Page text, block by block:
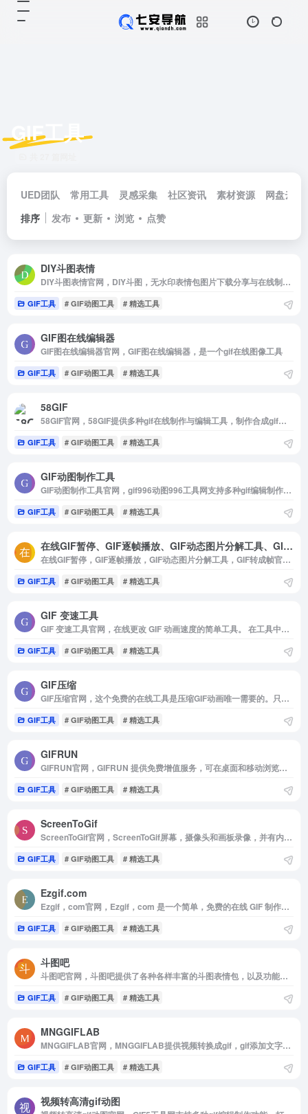
GIF工具
UED团队 常用工具 灵感采集 社区资讯 素材资源
网盘云储
排序
发布 更新 浏览 点赞
DIY斗图表情
DIY斗图表情官网，DIY斗图，无水印表情包图片下载分享与在线制作字幕GIF，gif制作，动图加字恶搞制作，来diy属于自己的表情包吧！
GIF工具 # GIF动图工具 # 精选工具
GIF图在线编辑器
GIF图在线编辑器官网，GIF图在线编辑器，是一个gif在线图像工具
GIF工具 # GIF动图工具 # 精选工具
58GIF
58GIF官网，58GIF提供多种gif在线制作与编辑工具，制作合成gif，视频转gif，gif编辑，gif压缩，gif拼图，gif裁剪，录屏转gif等，在线操作，无需下载
GIF工具 # GIF动图工具 # 精选工具
GIF动图制作工具
GIF动图制作工具官网，gif996动图996工具网支持多种gif编辑制作功能，打开网站即可进行多图合成gif，视频转高清gif，GIF压缩，GIF裁剪，GIF调速等功能，同时支持多张图片合成gif，视频转gif，不需要下载任何软件即可在线进行动态图片编辑制作。
GIF工具 # GIF动图工具 # 精选工具
在线GIF暂停、GIF逐帧播放、GIF动态图片分解工具、GIF转成帧
在线GIF暂停，GIF逐帧播放，GIF动态图片分解工具，GIF转成帧官网，GIF在线拆解，GIF转成帧，GIF帧截图，GIF慢放，动态图在线播放，暂停，逐帧播放，动态图片分解，动态图拆解，在线GIF分解工具
GIF工具 # GIF动图工具 # 精选工具
GIF 变速工具
GIF 变速工具官网，在线更改 GIF 动画速度的简单工具。 在工具中上传 Gif 动画图片，使用范围滑块修改 GIF 动画的速度，然后单击提交按钮。 修改 GIF 速度后，会显示速度更改后的 GIF 预览以及下载按钮。 此工具有助于修改 GIF 图像运行得更快或更慢而不会降低质量。
GIF工具 # GIF动图工具 # 精选工具
GIF压缩
GIF压缩官网，这个免费的在线工具是压缩GIF动画唯一需要的。只需两个简单的步骤， 它会为您照顾GIF的优化。 您可以一次压缩多个文件，并上传大小不超过50MB的GIF文件。
GIF工具 # GIF动图工具 # 精选工具
GIFRUN
GIFRUN官网，GIFRUN 提供免费增值服务，可在桌面和移动浏览器上创建高清 GIF 和 WebP 动画图像，该服务最初于 2013 年推出，多年来不断发展，提供了一种快速简便的方式来从各种来源创建最高质量的内容。用户可以从视频上传，YouTube，TikTok，Vimeo 和更多网站创建 GIF/WebP 图像。
GIF工具 # GIF动图工具 # 精选工具
ScreenToGif
ScreenToGif官网，ScreenToGif屏幕，摄像头和画板录像，并有内置编辑器
GIF工具 # GIF动图工具 # 精选工具
Ezgif.com
Ezgif，com官网，Ezgif，com 是一个简单，免费的在线 GIF 制作工具和工具集，用于基本的动画图像编辑。在这里，您可以创建，编辑和转换 GIF，APNG，WebP，MNG 和 AVIF 动画。
GIF工具 # GIF动图工具 # 精选工具
斗图吧
斗图吧官网，斗图吧提供了各种各样丰富的斗图表情包，以及功能强大且超级好用的表情包在线制作器和GIF动图制作工具，你可以在这里快速找到或者制作各种你想要的表情包
GIF工具 # GIF动图工具 # 精选工具
MNGGIFLAB
MNGGIFLAB官网，MNGGIFLAB提供视频转换成gif，gif添加文字，图片，gif分解，剪裁，合成，压缩编辑，在线录屏，录屏转换为gif功能
GIF工具 # GIF动图工具 # 精选工具
视频转高清gif动图